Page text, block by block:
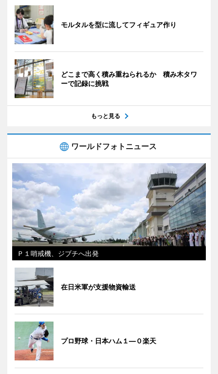
モルタルを型に流してフィギュア作り
どこまで高く積み重ねられるか 積み木タワ
ーで記録に挑戦
もっと見る
ワールドフォトニュース
Ｐ１哨戒機、ジブチへ出発
在日米軍が支援物資輸送
プロ野球・日本ハム１―０楽天